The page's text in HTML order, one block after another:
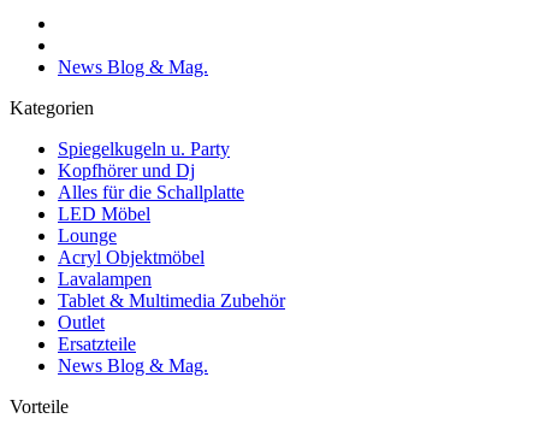
News Blog & Mag.
Kategorien
Spiegelkugeln u. Party
Kopfhörer und Dj
Alles für die Schallplatte
LED Möbel
Lounge
Acryl Objektmöbel
Lavalampen
Tablet & Multimedia Zubehör
Outlet
Ersatzteile
News Blog & Mag.
Vorteile